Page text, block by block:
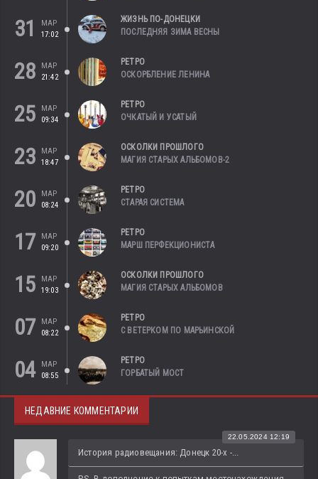
31
МАР
17:02
ЖИЗНЬ ПО-ДОНЕЦКИ
ПОСЛЕДНЯЯ ЗИМА ВЕСНЫ
28
МАР
21:42
РЕТРО
ОСКОРБЛЕНИЕ ЛЕНИНА
25
МАР
09:34
РЕТРО
ОЧКАТЫЙ И УСАТЫЙ
23
МАР
18:47
ОСКОЛКИ ПРОШЛОГО
МАГИЯ СТАРЫХ АЛЬБОМОВ-2
20
МАР
08:24
РЕТРО
СТАРАЯ СИСТЕМА
17
МАР
09:20
РЕТРО
МАРШ ПЕРФЕКЦИОНИСТА
15
МАР
19:03
ОСКОЛКИ ПРОШЛОГО
МАГИЯ СТАРЫХ АЛЬБОМОВ
07
МАР
08:22
РЕТРО
С ВЕТЕРКОМ ПО МАРЬИНСКОЙ
04
МАР
08:55
РЕТРО
ГОРБАТЫЙ МОСТ
НЕДАВНИЕ КОММЕНТАРИИ
История радиовещания: Донецк 20-х -...
22.05.2024 12:19